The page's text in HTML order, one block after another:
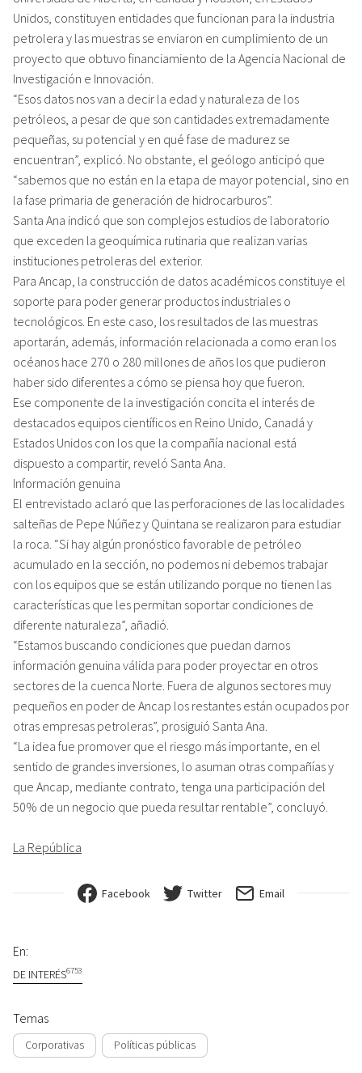
Unidos, constituyen entidades que funcionan para la industria
petrolera y las muestras se enviaron en cumplimiento de un
proyecto que obtuvo financiamiento de la Agencia Nacional de
Investigación e Innovación.
“Esos datos nos van a decir la edad y naturaleza de los
petróleos, a pesar de que son cantidades extremadamente
pequeñas, su potencial y en qué fase de madurez se
encuentran”, explicó. No obstante, el geólogo anticipó que
“sabemos que no están en la etapa de mayor potencial, sino en
la fase primaria de generación de hidrocarburos”.
Santa Ana indicó que son complejos estudios de laboratorio
que exceden la geoquímica rutinaria que realizan varias
instituciones petroleras del exterior.
Para Ancap, la construcción de datos académicos constituye el
soporte para poder generar productos industriales o
tecnológicos. En este caso, los resultados de las muestras
aportarán, además, información relacionada a como eran los
océanos hace 270 o 280 millones de años los que pudieron
haber sido diferentes a cómo se piensa hoy que fueron.
Ese componente de la investigación concita el interés de
destacados equipos científicos en Reino Unido, Canadá y
Estados Unidos con los que la compañía nacional está
dispuesto a compartir, reveló Santa Ana.
Información genuina
El entrevistado aclaró que las perforaciones de las localidades
salteñas de Pepe Núñez y Quintana se realizaron para estudiar
la roca. “Si hay algún pronóstico favorable de petróleo
acumulado en la sección, no podemos ni debemos trabajar
con los equipos que se están utilizando porque no tienen las
características que les permitan soportar condiciones de
diferente naturaleza”, añadió.
“Estamos buscando condiciones que puedan darnos
información genuina válida para poder proyectar en otros
sectores de la cuenca Norte. Fuera de algunos sectores muy
pequeños en poder de Ancap los restantes están ocupados por
otras empresas petroleras”, prosiguió Santa Ana.
“La idea fue promover que el riesgo más importante, en el
sentido de grandes inversiones, lo asuman otras compañías y
que Ancap, mediante contrato, tenga una participación del
50% de un negocio que pueda resultar rentable”, concluyó.
La República
Facebook Twitter Email
En:
DE INTERÉS6753
Temas
Corporativas Políticas públicas